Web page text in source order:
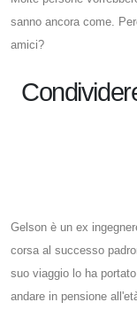
sanno ancora come.
amici?
Gelson è un ex
corsa al successo
suo viaggio lo ha
andare in pensione